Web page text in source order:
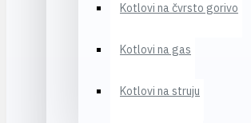
Kotlovi na čvrsto gorivo
Kotlovi na gas
Kotlovi na struju